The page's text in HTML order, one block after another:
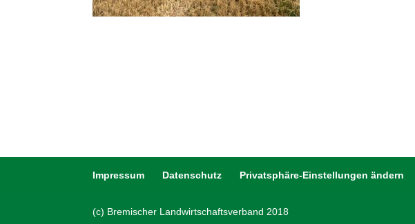
Impressum Datenschutz Privatsphäre-Einstellungen ändern
(c) Bremischer Landwirtschaftsverband 2018